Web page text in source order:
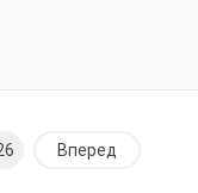
Вперед